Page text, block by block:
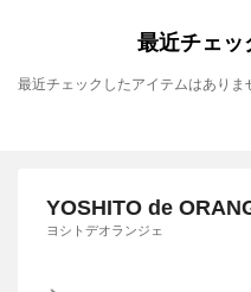
最近チェッ
最近チェックしたアイテムはありま
YOSHITO de
ヨシトデオランジェ